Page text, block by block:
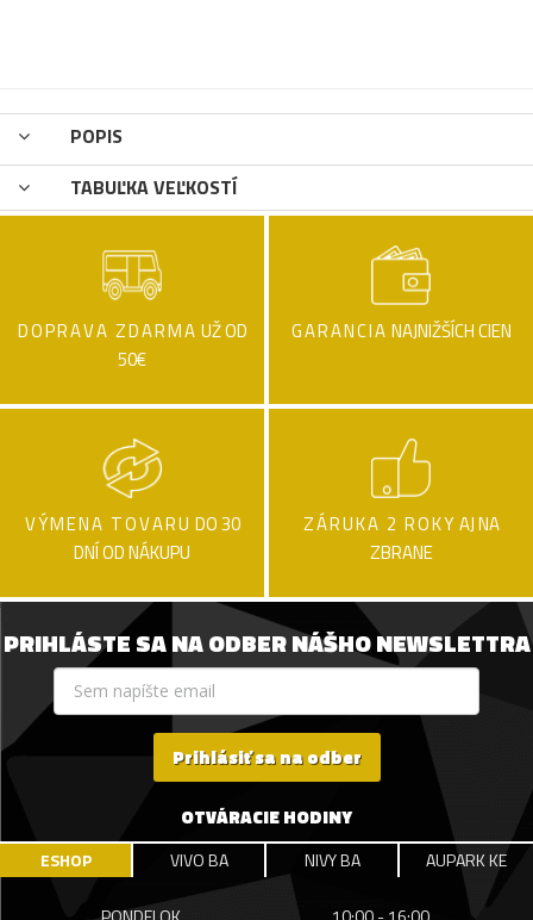
POPIS
TABUĽKA VEĽKOSTÍ
DOPRAVA ZDARMA UŽ OD
50€
GARANCIA NAJNIŽŠÍCH CIEN
VÝMENA TOVARU DO 30
DNÍ OD NÁKUPU
ZÁRUKA 2 ROKY AJ NA
ZBRANE
PRIHLÁSTE SA NA ODBER NÁŠHO NEWSLETTRA
Prihlásiť sa na odber
OTVÁRACIE HODINY
ESHOP VIVO BA NIVY BA AUPARK KE